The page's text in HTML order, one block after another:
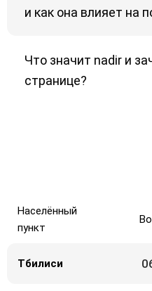
и как она влияет на
Что значит nadir и
странице?
Населённый
пункт
Тбилиси